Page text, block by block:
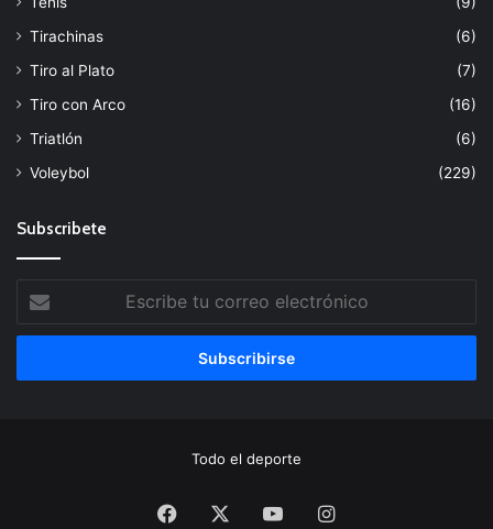
Tirachinas
(6)
Tiro al Plato
(7)
Tiro con Arco
(16)
Triatlón
(6)
Voleybol
(229)
Subscribete
tu
correo
Todo el deporte
Facebook YouTubeInstagram